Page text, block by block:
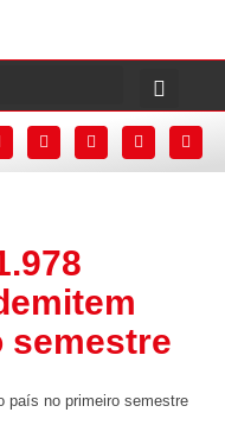
semestre
país no primeiro semestre